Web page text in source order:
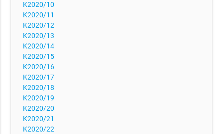
K2020/10
K2020/11
K2020/12
K2020/13
K2020/14
K2020/15
K2020/16
K2020/17
K2020/18
K2020/19
K2020/20
K2020/21
K2020/22